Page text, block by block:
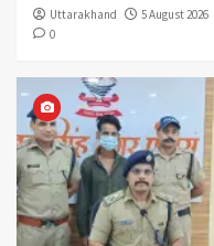
Uttarakhand
5 August 2026
0